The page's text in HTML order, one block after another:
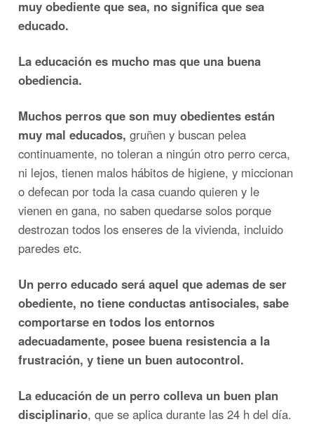
muy obediente que sea, no significa que sea
educado.
La educación es mucho mas que una buena
obediencia.
Muchos perros que son muy obedientes están
muy mal educados, gruñen y buscan pelea
continuamente, no toleran a ningún otro perro cerca,
ni lejos, tienen malos hábitos de higiene, y miccionan
o defecan por toda la casa cuando quieren y le
vienen en gana, no saben quedarse solos porque
destrozan todos los enseres de la vivienda, incluido
paredes etc.
Un perro educado será aquel que ademas de ser
obediente, no tiene conductas antisociales, sabe
comportarse en todos los entornos
adecuadamente, posee buena resistencia a la
frustración, y tiene un buen autocontrol.
La educación de un perro colleva un buen plan
disciplinario, que se aplica durante las 24 h del día.